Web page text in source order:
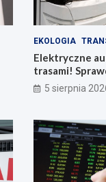
EKOLOGIA
Elektryczne
trasami!
5 sierpnia